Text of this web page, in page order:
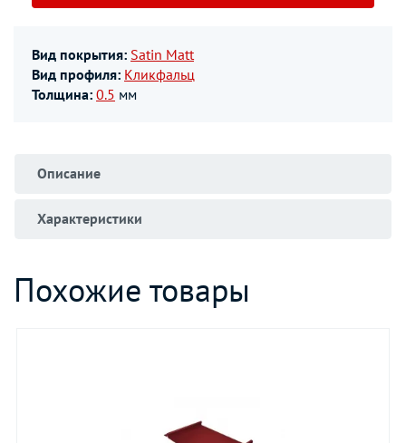
Вид покрытия: Satin Matt
Вид профиля: Кликфальц
Толщина: 0.5 мм
Описание
Характеристики
Похожие товары